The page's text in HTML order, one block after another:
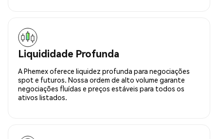
Liquididade Profunda
A Phemex oferece liquidez profunda para negociações
spot e futuros. Nossa ordem de alto volume garante
negociações fluídas e preços estáveis para todos os
ativos listados.